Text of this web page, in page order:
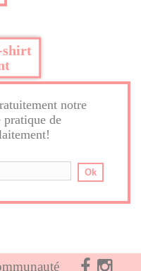
shirt
notre
pratique de
Ok